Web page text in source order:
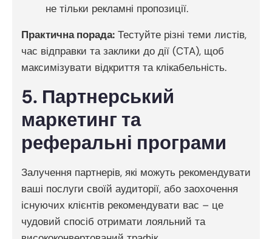
не тільки рекламні пропозиції.
Практична порада: Тестуйте різні теми листів,
час відправки та заклики до дії (CTA), щоб
максимізувати відкриття та клікабельність.
5. Партнерський
маркетинг та
реферальні програми
Залучення партнерів, які можуть рекомендувати
ваші послуги своїй аудиторії, або заохочення
існуючих клієнтів рекомендувати вас – це
чудовий спосіб отримати лояльний та